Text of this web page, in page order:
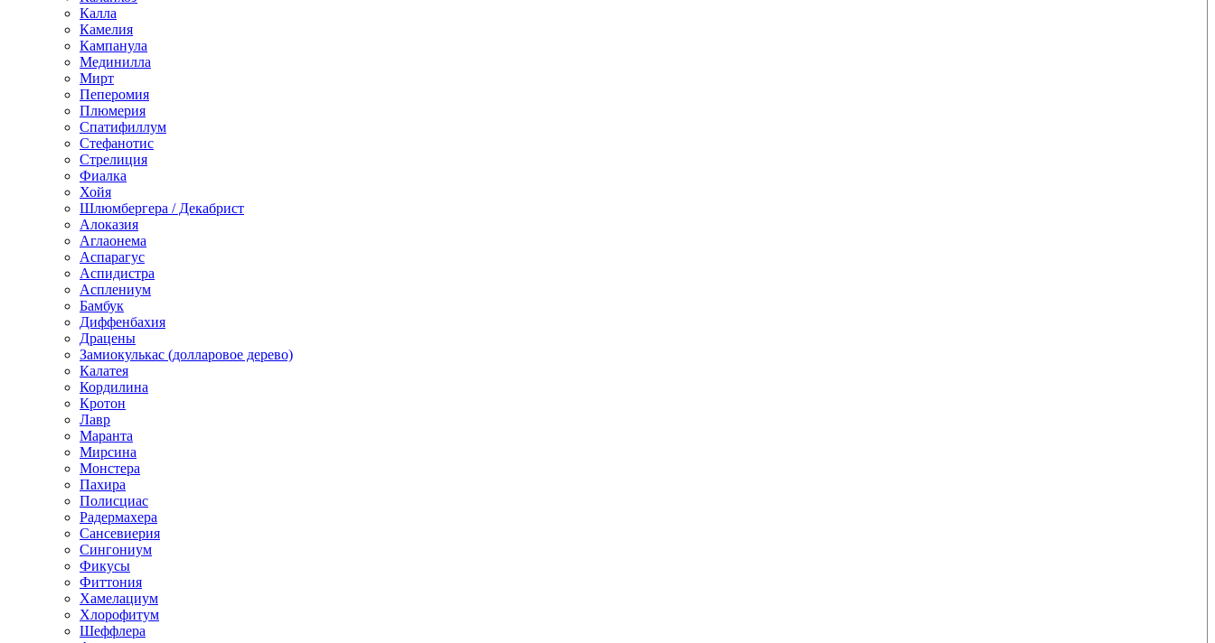
Калла
Камелия
Кампанула
Мединилла
Мирт
Пеперомия
Плюмерия
Спатифиллум
Стефанотис
Стрелиция
Фиалка
Хойя
Шлюмбергера / Декабрист
Алоказия
Аглаонема
Аспарагус
Аспидистра
Асплениум
Бамбук
Диффенбахия
Драцены
Замиокулькас (долларовое дерево)
Калатея
Кордилина
Кротон
Лавр
Маранта
Мирсина
Монстера
Пахира
Полисциас
Радермахера
Сансевиерия
Сингониум
Фикусы
Фиттония
Хамелациум
Хлорофитум
Шеффлера